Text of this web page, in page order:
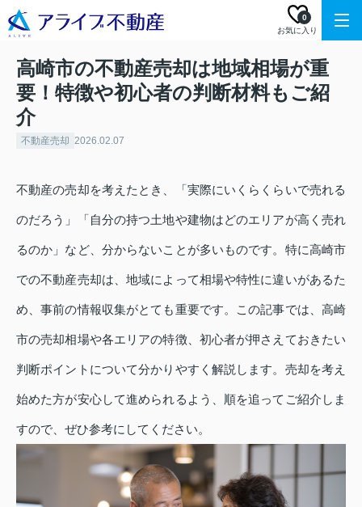
お気に入り
0
高崎市の不動産売却は地域相場が重
要！特徴や初心者の判断材料もご紹
介
不動産売却 2026.02.07
不動産の売却を考えたとき、「実際にいくらくらいで売れる
のだろう」「自分の持つ土地や建物はどのエリアが高く売れ
るのか」など、分からないことが多いものです。特に高崎市
での不動産売却は、地域によって相場や特性に違いがあるた
め、事前の情報収集がとても重要です。この記事では、高崎
市の売却相場や各エリアの特徴、初心者が押さえておきたい
判断ポイントについて分かりやすく解説します。売却を考え
始めた方が安心して進められるよう、順を追ってご紹介しま
すので、ぜひ参考にしてください。